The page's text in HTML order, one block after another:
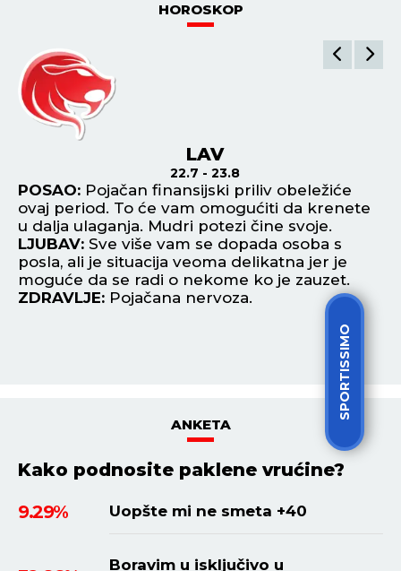
SPORTISSIMO
HOROSKOP
LAV
22.7 - 23.8
POSAO: Pojačan finansijski priliv obeležiće
ovaj period. To će vam omogućiti da krenete
u dalja ulaganja. Mudri potezi čine svoje.
LJUBAV: Sve više vam se dopada osoba s
posla, ali je situacija veoma delikatna jer je
moguće da se radi o nekome ko je zauzet.
ZDRAVLJE: Pojačana nervoza.
ANKETA
Kako podnosite paklene vrućine?
9.29%
Uopšte mi ne smeta +40
Boravim u isključivo u